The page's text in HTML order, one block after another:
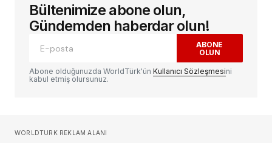
E-posta adresiniz yayınlanmayacak.
alanlar*ile işaretlenmişlerdir
Yorum
Sizin adınız*
Bültenimize abone olun,
Gündemden haberdar olun!
ABONE
OLUN
Abone olduğunuzda WorldTürk'ün Kullanıcı Sözleşmesini
kabul etmiş olursunuz.
WORLDTURK REKLAM ALANI